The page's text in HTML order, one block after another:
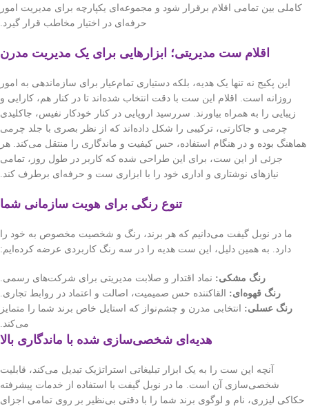
کاملی بین تمامی اقلام برقرار شود و مجموعه‌ای یکپارچه برای مدیریت امور
حرفه‌ای در اختیار مخاطب قرار گیرد.
اقلام ست مدیریتی؛ ابزارهایی برای یک مدیریت مدرن
این پکیج نه تنها یک هدیه، بلکه دستیاری تمام‌عیار برای سازماندهی به امور
روزانه است. اقلام این ست با دقت انتخاب شده‌اند تا در کنار هم، کارایی و
زیبایی را به همراه بیاورند. سررسید اروپایی در کنار خودکار نفیس، جاکلیدی
چرمی و جاکارتی، ترکیبی را شکل داده‌اند که از نظر بصری با جلد چرمی
هماهنگ بوده و در هنگام استفاده، حس کیفیت و ماندگاری را منتقل می‌کند. هر
جزئی از این ست، برای این طراحی شده که کاربر در طول روز، تمامی
نیازهای نوشتاری و اداری خود را با ابزاری ست و حرفه‌ای برطرف کند.
تنوع رنگی برای هویت سازمانی شما
ما در نوبل گیفت می‌دانیم که هر برند، رنگ و شخصیت مخصوص به خود را
دارد. به همین دلیل، این ست هدیه را در سه رنگ کاربردی عرضه کرده‌ایم:
رنگ مشکی: نماد اقتدار و صلابت مدیریتی برای شرکت‌های رسمی.
رنگ قهوه‌ای: القاکننده حس صمیمیت، اصالت و اعتماد در روابط تجاری.
رنگ عسلی: انتخابی مدرن و چشم‌نواز که استایل خاص برند شما را متمایز
می‌کند.
هدیه‌ای شخصی‌سازی شده با ماندگاری بالا
آنچه این ست را به یک ابزار تبلیغاتی استراتژیک تبدیل می‌کند، قابلیت
شخصی‌سازی آن است. ما در نوبل گیفت با استفاده از خدمات پیشرفته
حکاکی لیزری، نام و لوگوی برند شما را با دقتی بی‌نظیر بر روی تمامی اجزای